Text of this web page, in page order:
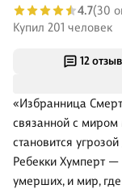
12
«Избранница
связанной с миром
становится
Ребекки Хумперт —
умерших, и мир,
4.7(30
Купил 201 человек